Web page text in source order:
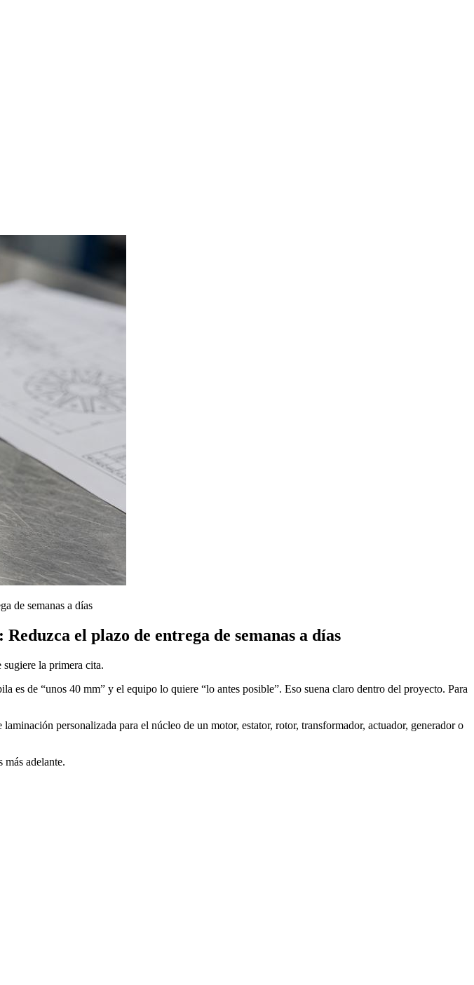
de semanas a días
el plazo de entrega de semanas a días
la primera cita.
es de “unos 40 mm” y el equipo lo quiere “lo antes posible”. Eso suena claro dentro del proyecto. Para
personalizada para el núcleo de un motor, estator, rotor, transformador, actuador, generador o
adelante.